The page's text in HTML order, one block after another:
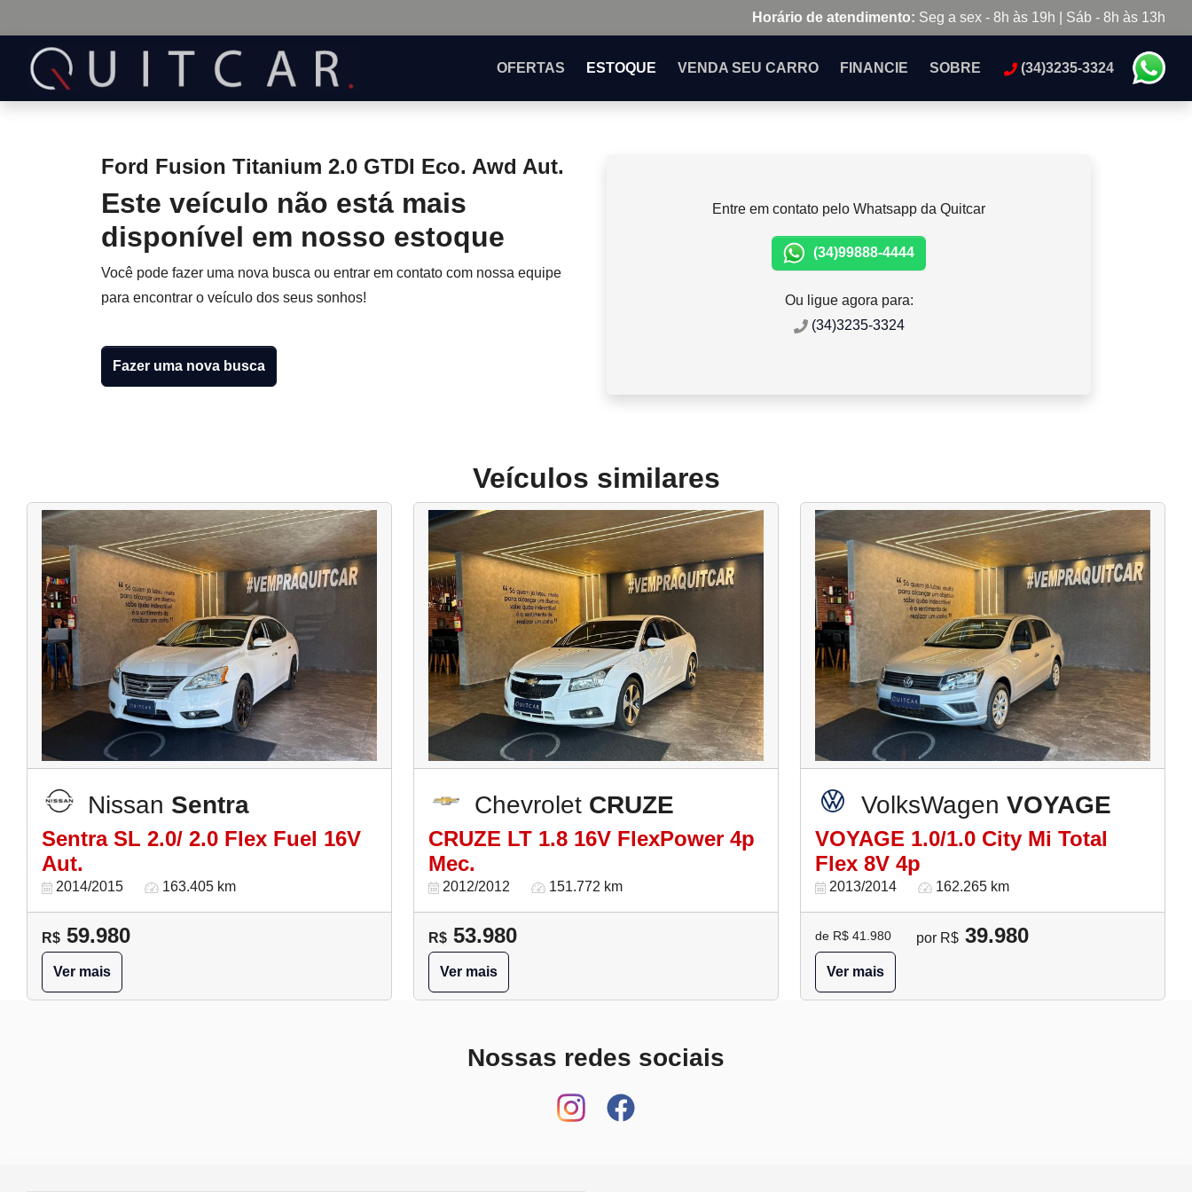
Horário de atendimento: Seg a sex - 8h às 19h | Sáb - 8h às 13h
OFERTAS ESTOQUE VENDA SEU CARRO FINANCIE SOBRE (34)3235-3324
Ford Fusion Titanium 2.0 GTDI Eco. Awd Aut.
Este veículo não está mais
disponível em nosso estoque
Você pode fazer uma nova busca ou entrar em contato com nossa equipe
para encontrar o veículo dos seus sonhos!
Fazer uma nova busca
Entre em contato pelo Whatsapp da Quitcar
(34)99888-4444
Ou ligue agora para:
(34)3235-3324
Veículos similares
Nissan Sentra
Sentra SL 2.0/ 2.0 Flex Fuel 16V
Aut.
2014/2015 163.405 km
R$ 59.980
Ver mais
Chevrolet CRUZE
CRUZE LT 1.8 16V FlexPower 4p
Mec.
2012/2012 151.772 km
R$ 53.980
Ver mais
VolksWagen VOYAGE
VOYAGE 1.0/1.0 City Mi Total
Flex 8V 4p
2013/2014 162.265 km
de R$ 41.980 por R$ 39.980
Ver mais
Nossas redes sociais